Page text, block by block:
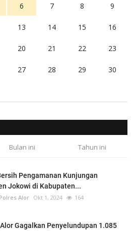
6 7 8 9
13 14 15 16
20 21 22 23
27 28 29 30
Bulan ini Tahun ini
Pengamanan Kunjungan
Jokowi di Kabupaten...
Alor Okt 1, 2024 164
Gagalkan Penyelundupan 1.085